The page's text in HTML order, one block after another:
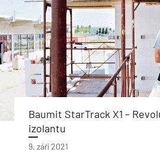
Baumit StarTrack X1 –
izolantu
9. září 2021